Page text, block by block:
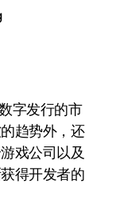
字发行的市
趋势外，还
戏公司以及
得开发者的